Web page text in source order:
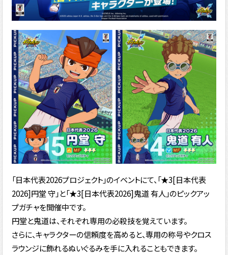
「日本代表2026プロジェクト」のイベントにて、「★3[日本代表
2026]円堂 守」と「★3[日本代表2026]鬼道 有人」のピックアッ
プガチャを開催中です。
円堂と鬼道は、それぞれ専用の必殺技を覚えています。
さらに、キャラクターの信頼度を高めると、専用の称号やクロス
ラウンジに飾れるぬいぐるみを手に入れることもできます。